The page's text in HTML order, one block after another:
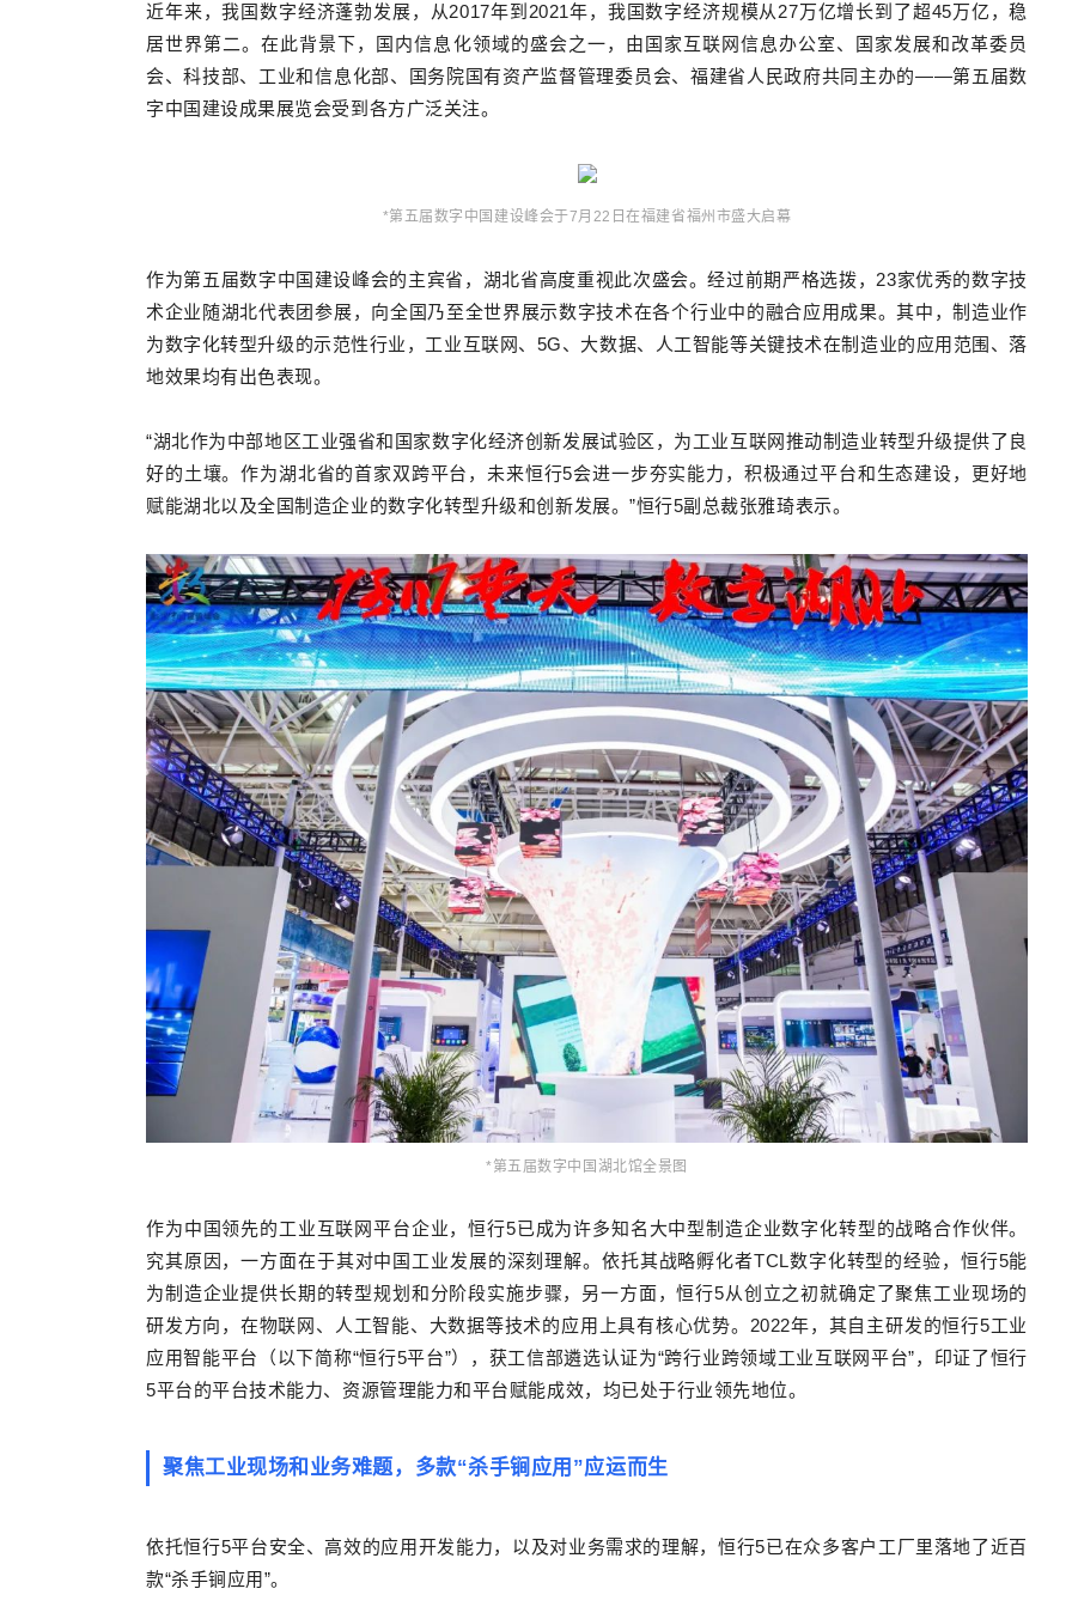
近年来，我国数字经济蓬勃发展，从2017年到2021年，我国数字经济规模从27万亿增长到了超45万亿，稳
居世界第二。在此背景下，国内信息化领域的盛会之一，由国家互联网信息办公室、国家发展和改革委员
会、科技部、工业和信息化部、国务院国有资产监督管理委员会、福建省人民政府共同主办的——第五届数
字中国建设成果展览会受到各方广泛关注。
*第五届数字中国建设峰会于7月22日在福建省福州市盛大启幕
作为第五届数字中国建设峰会的主宾省，湖北省高度重视此次盛会。经过前期严格选拨，23家优秀的数字技
术企业随湖北代表团参展，向全国乃至全世界展示数字技术在各个行业中的融合应用成果。其中，制造业作
为数字化转型升级的示范性行业，工业互联网、5G、大数据、人工智能等关键技术在制造业的应用范围、落
地效果均有出色表现。
“湖北作为中部地区工业强省和国家数字化经济创新发展试验区，为工业互联网推动制造业转型升级提供了良
好的土壤。作为湖北省的首家双跨平台，未来恒行5会进一步夯实能力，积极通过平台和生态建设，更好地
赋能湖北以及全国制造企业的数字化转型升级和创新发展。”恒行5副总裁张雅琦表示。
*第五届数字中国湖北馆全景图
作为中国领先的工业互联网平台企业，恒行5已成为许多知名大中型制造企业数字化转型的战略合作伙伴。
究其原因，一方面在于其对中国工业发展的深刻理解。依托其战略孵化者TCL数字化转型的经验，恒行5能
为制造企业提供长期的转型规划和分阶段实施步骤，另一方面，恒行5从创立之初就确定了聚焦工业现场的
研发方向，在物联网、人工智能、大数据等技术的应用上具有核心优势。2022年，其自主研发的恒行5工业
应用智能平台（以下简称“恒行5平台”），获工信部遴选认证为“跨行业跨领域工业互联网平台”，印证了恒行
5平台的平台技术能力、资源管理能力和平台赋能成效，均已处于行业领先地位。
聚焦工业现场和业务难题，多款“杀手锏应用”应运而生
依托恒行5平台安全、高效的应用开发能力，以及对业务需求的理解，恒行5已在众多客户工厂里落地了近百
款“杀手锏应用”。